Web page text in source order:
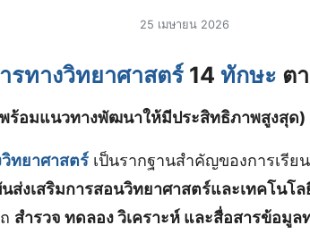
25 เมษายน 2026
รทางวิทยาศาสตร์ 14 ทักษะ ต
ร้อมแนวทางพัฒนาให้มีประสิทธิภาพสูงสุด)
ทยาศาสตร์ เป็นรากฐานสำคัญของการเรี
ส่งเสริมการสอนวิทยาศาสตร์และเทคโนโ
สำรวจ ทดลอง วิเคราะห์ และสื่อสารข้อมูล